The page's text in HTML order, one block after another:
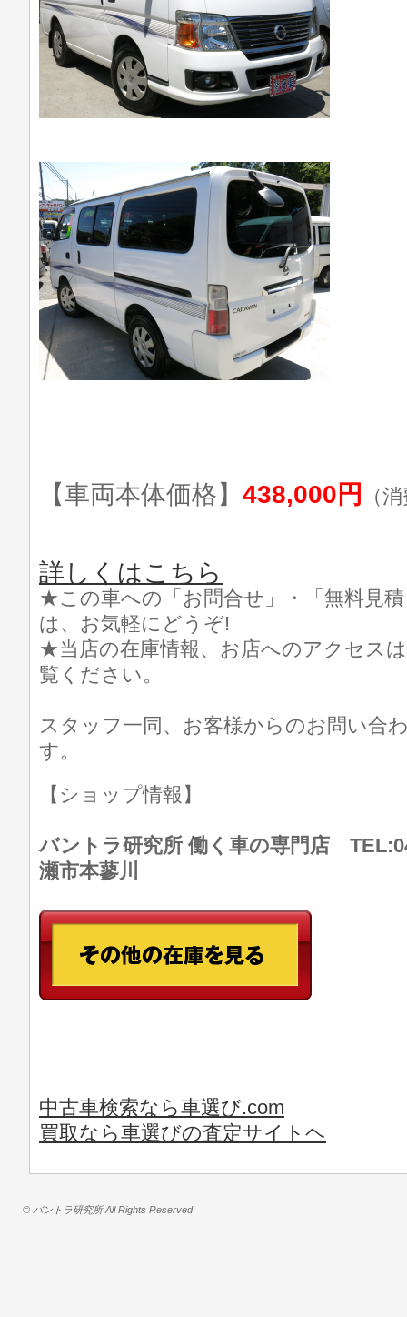
【車両本体価格】 438,000円 （
詳しくはこちら
★この車への「お問合せ」・「無料見
は、お気軽にどうぞ!
★当店の在庫情報、お店へのアクセス
覧ください。
スタッフ一同、お客様からのお問い合
す。
【ショップ情報】
バントラ研究所 働く車の専門店
瀬市本蓼川
中古車検索なら車選び.com
買取なら車選びの査定サイトヘ
© バントラ研究所 All Rights Reserved